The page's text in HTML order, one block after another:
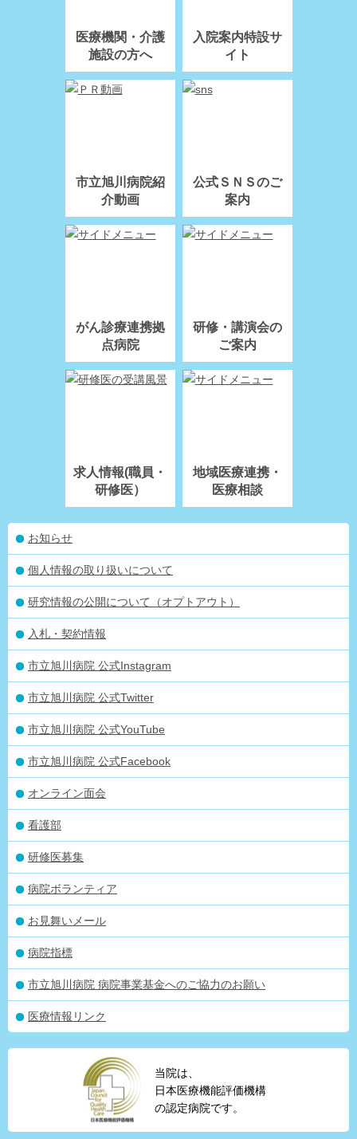
医療機関・介護
施設の方へ
入院案内特設サ
イト
市立旭川病院紹
介動画
公式ＳＮＳのご
案内
がん診療連携拠
点病院
研修・講演会の
ご案内
求人情報(職員・
研修医）
地域医療連携・
医療相談
お知らせ
個人情報の取り扱いについて
研究情報の公開について（オプトアウト）
入札・契約情報
市立旭川病院 公式Instagram
市立旭川病院 公式Twitter
市立旭川病院 公式YouTube
市立旭川病院 公式Facebook
オンライン面会
看護部
研修医募集
病院ボランティア
お見舞いメール
病院指標
市立旭川病院 病院事業基金へのご協力のお願い
医療情報リンク
当院は、
日本医療機能評価機構
の認定病院です。